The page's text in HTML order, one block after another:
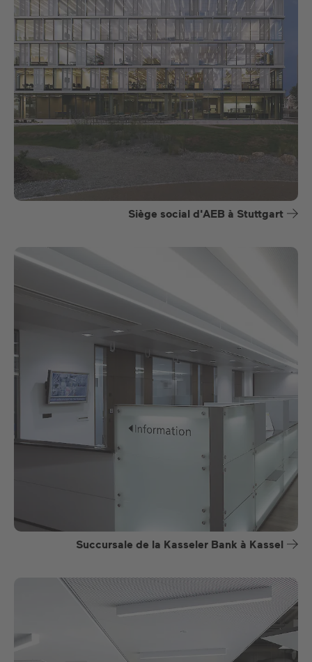
Siège social d'AEB à Stuttgart
Succursale de la Kasseler Bank à Kassel